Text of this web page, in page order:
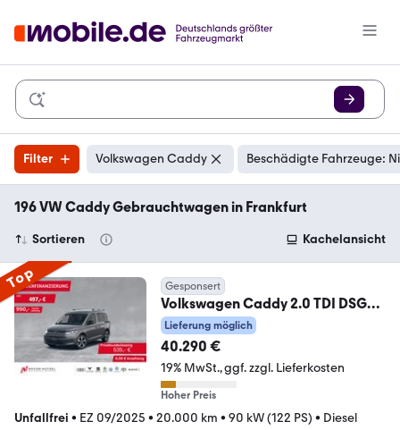
Filter Volkswagen Caddy Beschädigte Fahrzeuge:
196 VW Caddy Gebrauchtwagen in Frankfurt
Sortieren Kachelansicht
Top Gesponsert
Volkswagen Caddy 2.0 TDI DSG
LIFE
LED+NAVI+GRA+SHZ+PDC+AHK
Lieferung möglich
40.290 €
19% MwSt. ggf. zzgl. Lieferkosten
Hoher Preis
Unfallfrei • EZ 09/2025 • 20.000 km • 90 kW (122 PS) • Diesel